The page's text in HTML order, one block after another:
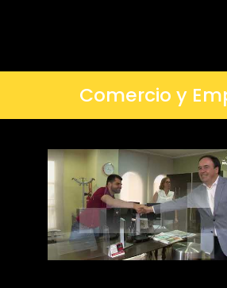
Comercio y